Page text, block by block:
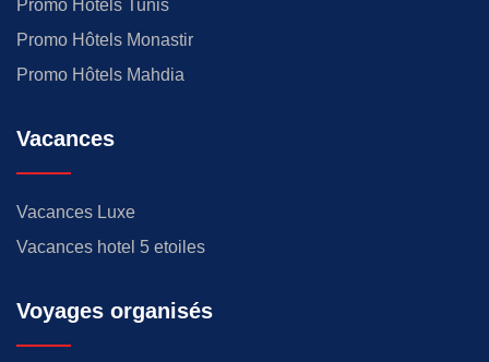
Promo Hôtels Tunis
Promo Hôtels Monastir
Promo Hôtels Mahdia
Vacances
Vacances Luxe
Vacances hotel 5 etoiles
Voyages organisés